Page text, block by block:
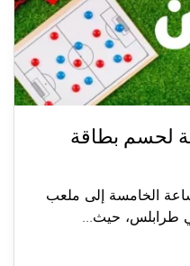
90 دقيقة لحسم بطاقة
الخامسة إلى ملعب
طرابلس، حيث...